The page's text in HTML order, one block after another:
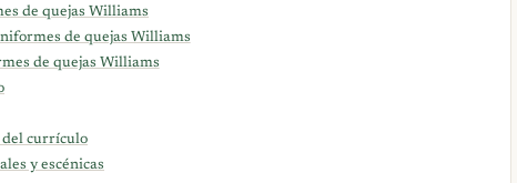
de quejas Williams
de quejas Williams
de quejas Williams
del currículo
y escénicas